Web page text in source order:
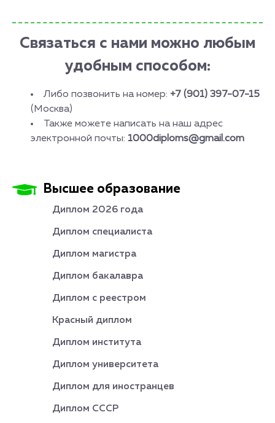
Связаться с нами можно любым
удобным способом:
Либо позвонить на номер: +7 (901) 397-07-15
(Москва)
Также можете написать на наш адрес
электронной почты: 1000diploms@gmail.com
Высшее образование
Диплом 2026 года
Диплом специалиста
Диплом магистра
Диплом бакалавра
Диплом с реестром
Красный диплом
Диплом института
Диплом университета
Диплом для иностранцев
Диплом СССР